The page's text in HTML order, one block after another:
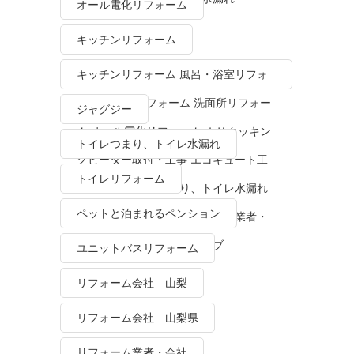
オール電化リフォーム
キッチンリフォーム
キッチンリフォーム 風呂・浴室リフォ
ーム トイレリフォーム 洗面所リフォー
ム オール電化リフォーム ＩＨクッキン
グヒーター取付・工事 エコキュート工
事・販売 トイレつまり、トイレ水漏れ
水栓金具修理・交換 リフォーム業者・
会社 ＴＯＴＯリモデルクラブ
ジャグジー
トイレつまり、トイレ水漏れ
トイレリフォーム
ペットと泊まれるペンション
ユニットバスリフォーム
リフォーム会社 山梨
リフォーム会社 山梨県